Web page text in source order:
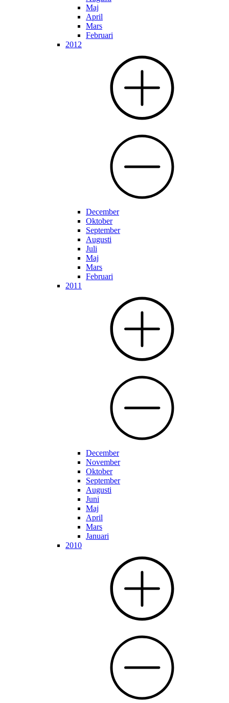
Maj
April
Mars
Februari
2012
December
Oktober
September
Augusti
Juli
Maj
Mars
Februari
2011
December
November
Oktober
September
Augusti
Juni
Maj
April
Mars
Januari
2010